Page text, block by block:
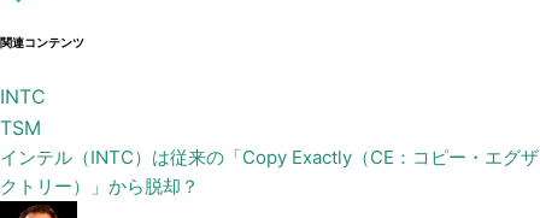
関連コンテンツ
INTC
TSM
インテル（INTC）は従来の「Copy Exactly（CE：コピー・エグザ
クトリー）」から脱却？